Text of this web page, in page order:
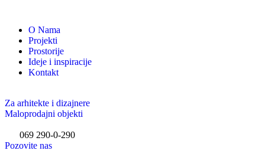
O Nama
Projekti
Prostorije
Ideje i inspiracije
Kontakt
Za arhitekte i dizajnere
Maloprodajni objekti
069 290-0-290
Pozovite nas